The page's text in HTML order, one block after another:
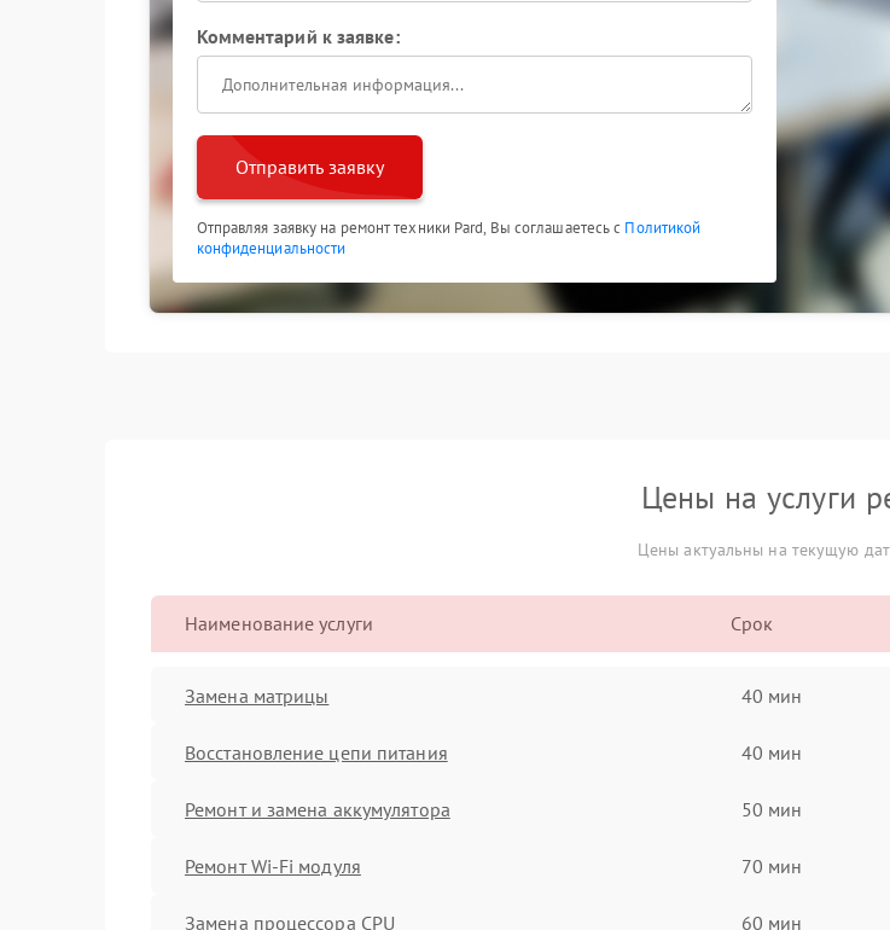
Комментарий к заявке:
Отправить заявку
Отправляя заявку на ремонт техники Pard, Вы соглашаетесь с Политикой
конфиденциальности
Цены на услуги
Цены актуальны на текущую
Наименование услуги Срок
Замена матрицы 40 мин
Восстановление цепи питания 40 мин
Ремонт и замена аккумулятора 50 мин
Ремонт Wi-Fi модуля 70 мин
Замена процессора CPU 60 мин